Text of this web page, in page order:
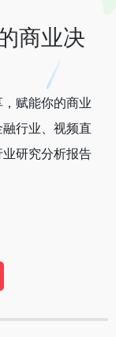
商业决
赋能你的商业
行业、视频直
研究分析报告